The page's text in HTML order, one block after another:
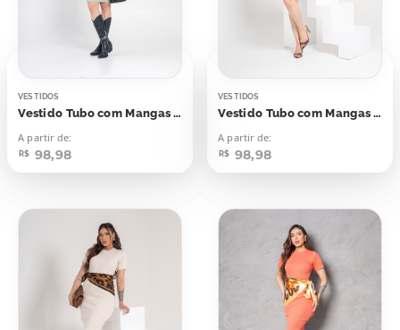
VESTIDOS
Vestido Tubo com Mangas Verde Folha seca
A partir de:
R$ 98,98
VESTIDOS
Vestido Tubo com Mangas Jelly Mint
A partir de:
R$ 98,98